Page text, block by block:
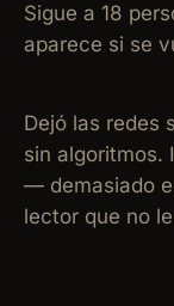
Sigue a 18
aparece si se
Dejó las redes
sin algoritmos.
— demasiado
lector que no